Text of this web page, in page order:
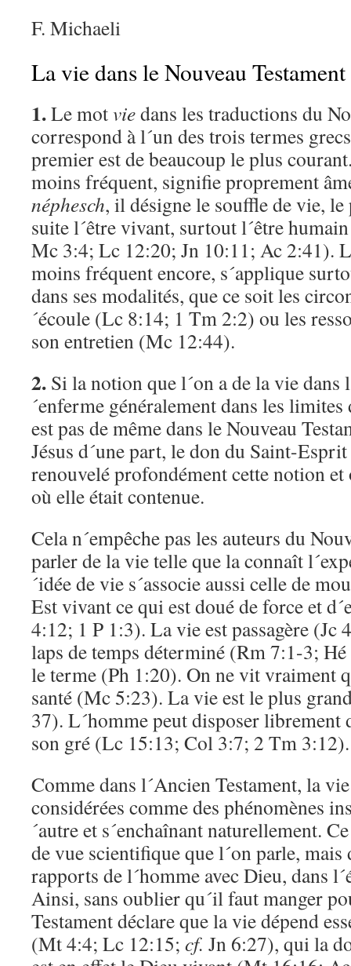
F. Michaeli
La vie dans le Nouveau Testament
1.Le motviedans les traductions du
correspond à l´un des trois termes
premier est de beaucoup le plus
moins fréquent, signifie proprement
néphesch, il désigne le souffle de vie,
suite l´être vivant, surtout l´être
Mc 3:4; Lc 12:20; Jn 10:11; Ac 2:41).
moins fréquent encore, s´applique
dans ses modalités, que ce soit les
´écoule (Lc 8:14; 1 Tm 2:2) ou les
son entretien (Mc 12:44).
2. Si la notion que l´on a de la vie dans
´enferme généralement dans les
est pas de même dans le Nouveau
Jésus d´une part, le don du Saint-
renouvelé profondément cette notion
où elle était contenue.
Cela n´empêche pas les auteurs du
parler de la vie telle que la connaît
´idée de vie s´associe aussi celle de
Est vivant ce qui est doué de force et
4:12; 1 P 1:3). La vie est passagère (Jc
laps de temps déterminé (Rm 7:1-3;
le terme (Ph 1:20). On ne vit vraiment
santé (Mc 5:23). La vie est le plus
37). L´homme peut disposer librement
son gré (Lc 15:13; Col 3:7; 2 Tm 3:12).
Comme dans l´Ancien Testament, la
considérées comme des phénomènes
´autre et s´enchaînant naturellement.
de vue scientifique que l´on parle,
rapports de l´homme avec Dieu, dans
Ainsi, sans oublier qu´il faut manger
Testament déclare que la vie dépend
(Mt 4:4; Lc 12:15; cf. Jn 6:27), qui la